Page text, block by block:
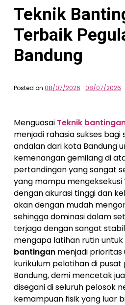
Teknik
Terbaik
Bandung
Posted on 08/07/2026 08/07/2026
Menguasai Teknik
menjadi rahasia sukses
andalan dari kota Bandung
kemenangan gemilang di
pertandingan yang sangat
yang mampu mengeksekusi
dengan akurasi tinggi dan
akan dengan mudah
sehingga dominasi dalam
terjaga dengan sangat
mengapa latihan rutin
bantingan menjadi
kurikulum pelatihan di pusat
Bandung, demi mencetak
disegani di seluruh pelosok
kemampuan fisik yang luar